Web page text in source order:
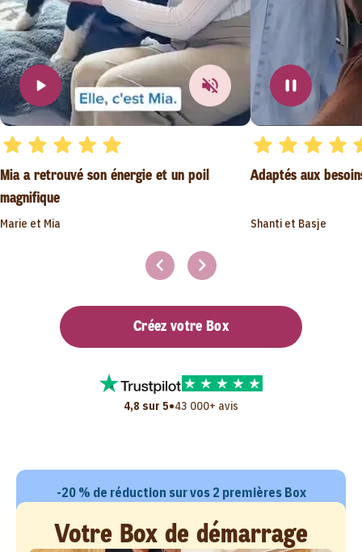
Mia a retrouvé son énergie et un poil
magnifique
Marie et Mia
Adaptés aux
Shanti et Basje
Créez votre Box
4,8 sur 5•43 000+ avis
-20 % de réduction sur vos 2 premières Box
Votre Box de démarrage